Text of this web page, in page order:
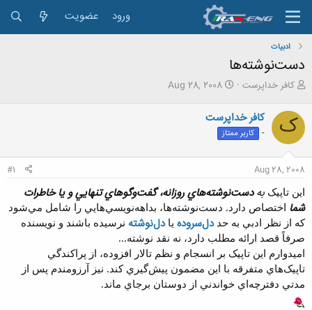
ورود عضویت
ادبیات
دست‌نوشته‌ها
ش
و
ع
ک
ن
ن
د
م
و
ض
و
ع
کافر خداپرست
ت
ی
خ
ر
ع
Aug 28, 2008
ک کافر خداپرست
- کاربر ممتاز
Aug 28, 2008
#1
اين تاپيک بهدست‌نوشته‌هاي روزانه، گفت‌وگو‌هاي تنهايي و يا خاطرات
شما اختصاص دارد. دست‌نوشته‌ها، بداهه‌نويسي‌هايي را شامل مي‌شود
که از نظر ادبي به حددل‌سروده يادل‌نوشته نرسيده باشند و نويسنده
صرفاً قصد ارائه مطلب دارد، نه نقد نوشته...
اميدوارم اين تاپيک بر انسجام و نظم تالار افزوده، از پراکندگي
تاپيک‌هاي متفرقه با اين مضمون پيش‌گيري کند. نيز آرزومندم پس از
مدتي دفترچه‌اي خواندني از دوستان برجاي ماند.